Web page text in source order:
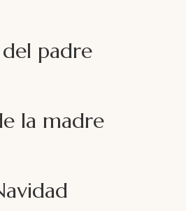
padre
la madre